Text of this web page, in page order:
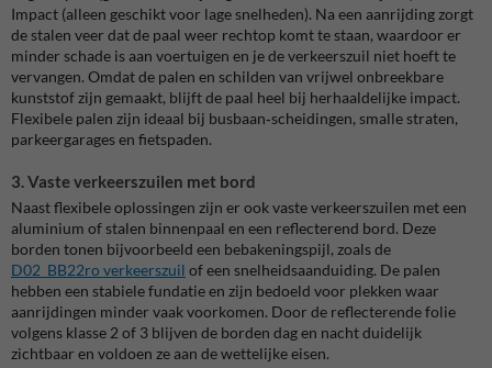
Impact (alleen geschikt voor lage snelheden). Na een aanrijding zorgt
de stalen veer dat de paal weer rechtop komt te staan, waardoor er
minder schade is aan voertuigen en je de verkeerszuil niet hoeft te
vervangen. Omdat de palen en schilden van vrijwel onbreekbare
kunststof zijn gemaakt, blijft de paal heel bij herhaaldelijke impact.
Flexibele palen zijn ideaal bij busbaan‑scheidingen, smalle straten,
parkeergarages en fietspaden.
3. Vaste verkeerszuilen met bord
Naast flexibele oplossingen zijn er ook vaste verkeerszuilen met een
aluminium of stalen binnenpaal en een reflecterend bord. Deze
borden tonen bijvoorbeeld een bebakeningspijl, zoals de
D02_BB22ro verkeerszuil of een snelheidsaanduiding. De palen
hebben een stabiele fundatie en zijn bedoeld voor plekken waar
aanrijdingen minder vaak voorkomen. Door de reflecterende folie
volgens klasse 2 of 3 blijven de borden dag en nacht duidelijk
zichtbaar en voldoen ze aan de wettelijke eisen.